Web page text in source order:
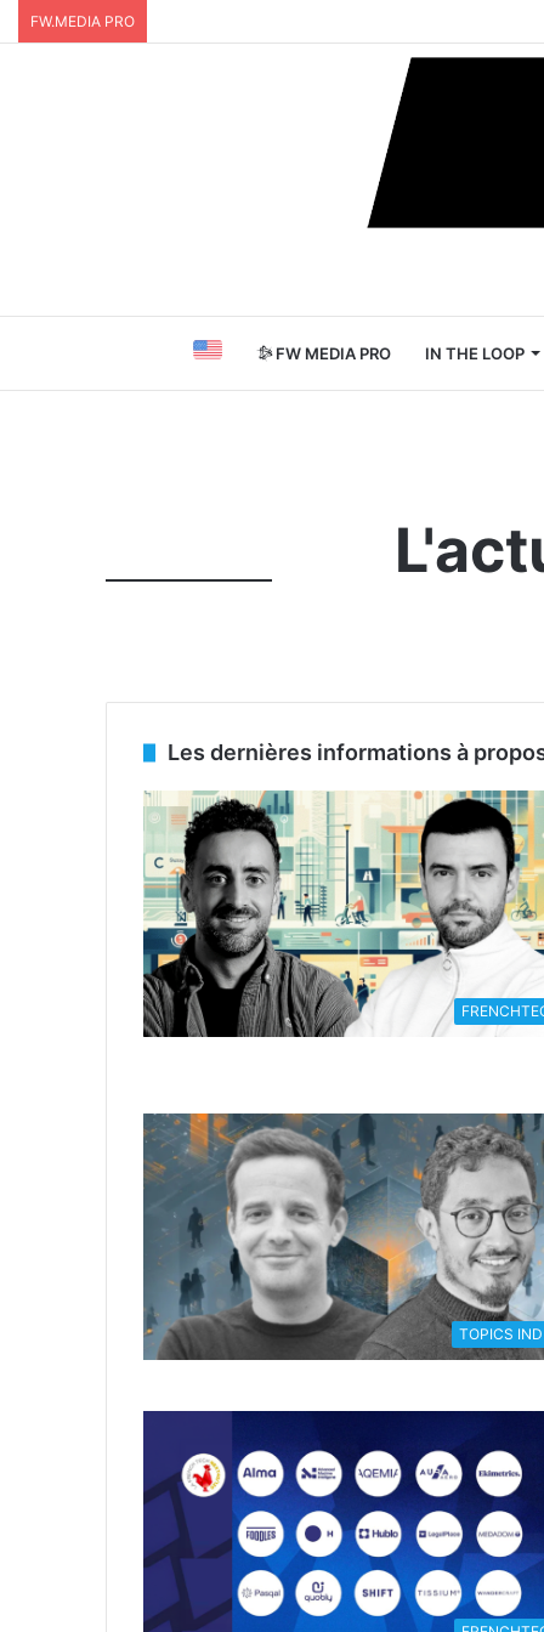
FW.MEDIA PRO
FW MEDIA PRO IN THE LOOP
Les dernières informations à
TOPICS